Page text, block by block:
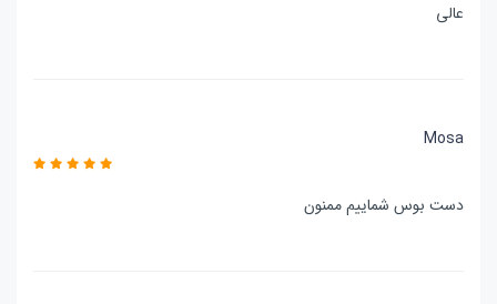
عالی
Mosa
دست بوس شماییم ممنون